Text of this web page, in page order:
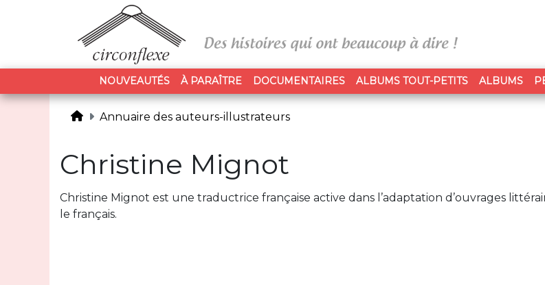
NOUVEAUTÉS À PARAÎTRE DOCUMENTAIRES ALBUMS TOUT-PETITS ALBUMS
Annuaire des auteurs-illustrateurs
Christine Mignot
Christine Mignot est une traductrice française active dans l’adaptation d’ouvrages
le français.